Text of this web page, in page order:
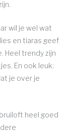
wil je wel wat
en tiaras geef
Heel trendy zijn
En ook leuk:
je over je
heel goed